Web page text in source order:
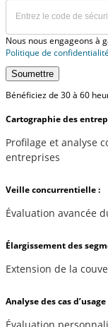
Nous nous engageons à
Politique de confidentialité
Soumettre
Bénéficiez de 30 à 60
Cartographie des
Profilage et analyse
entreprises
Veille concurrentielle :
Évaluation avancée
Élargissement des
Extension de la
Analyse des cas d’usage